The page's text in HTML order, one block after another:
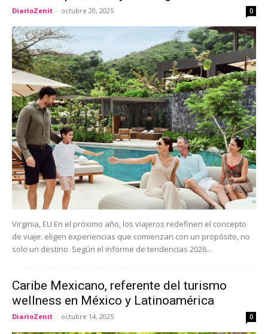
DiarioZenit - octubre 20, 2025 0
Virginia, EU En el próximo año, los viajeros redefinen el concepto
de viaje: eligen experiencias que comienzan con un propósito, no
solo un destino. Según el informe de tendencias 2026...
Caribe Mexicano, referente del turismo
wellness en México y Latinoamérica
DiarioZenit - octubre 14, 2025 0